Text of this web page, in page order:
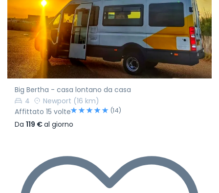
Big Bertha - casa lontano da casa
4
Newport (16 km)
Affittato 15 volte
(14)
Da 119 €al giorno